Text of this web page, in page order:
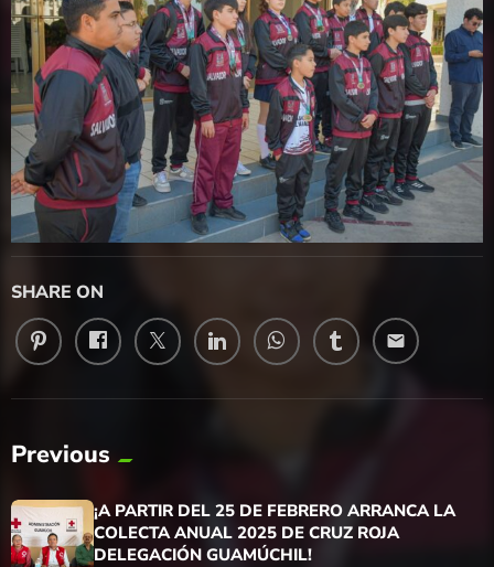
SHARE ON
email
Previous
¡A PARTIR DEL 25 DE FEBRERO ARRANCA LA
COLECTA ANUAL 2025 DE CRUZ ROJA
DELEGACIÓN GUAMÚCHIL!